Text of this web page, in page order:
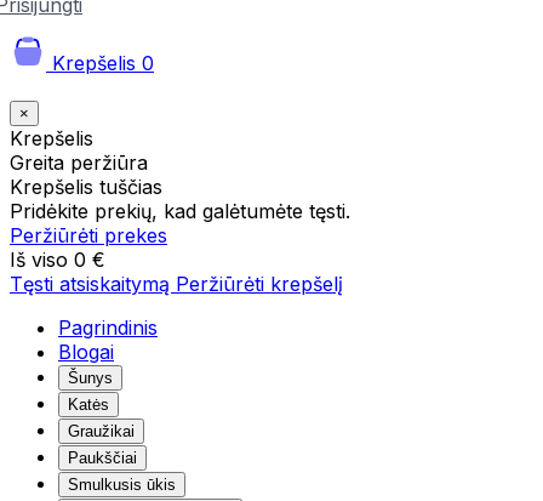
Krepšelis 0
×
Krepšelis
Greita peržiūra
Krepšelis tuščias
Pridėkite prekių, kad galėtumėte tęsti.
Peržiūrėti prekes
Iš viso 0 €
Tęsti atsiskaitymą Peržiūrėti krepšelį
Pagrindinis
Blogai
Šunys
Katės
Graužikai
Paukščiai
Smulkusis ūkis